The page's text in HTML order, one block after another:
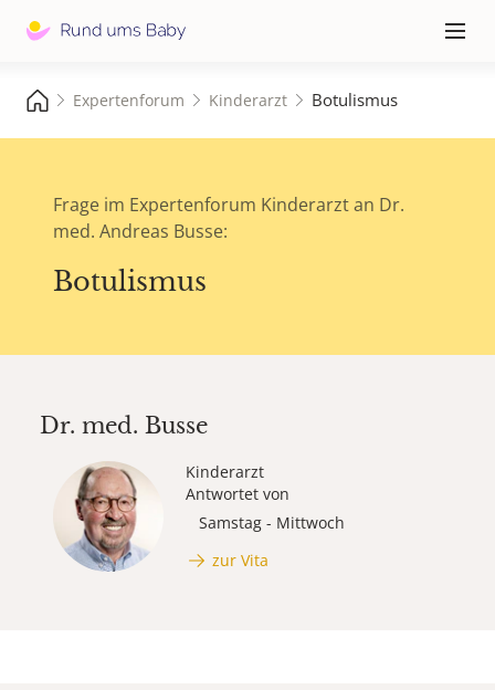
≡
Expertenforum Kinderarzt Botulismus
Frage im Expertenforum Kinderarzt an Dr.
med. Andreas Busse:
Botulismus
Dr. med. Busse
Kinderarzt
Antwortet von
Samstag - Mittwoch
zur Vita